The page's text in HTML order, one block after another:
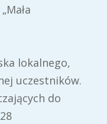
lokalnego,
uczestników.
do